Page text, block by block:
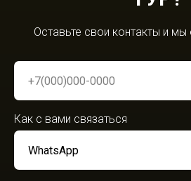
Оставьте свои контакты и
Как с вами связаться